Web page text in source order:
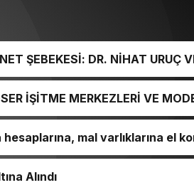
ŞEBEKESİ: DR. NİHAT URUÇ
İŞİTME MERKEZLERİ VE
mal varlıklarına el
Alındı